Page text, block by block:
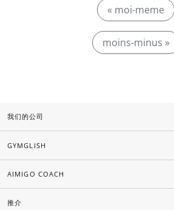
« moi-meme
moins-minus »
我们的公司
GYMGLISH
AIMIGO COACH
推介